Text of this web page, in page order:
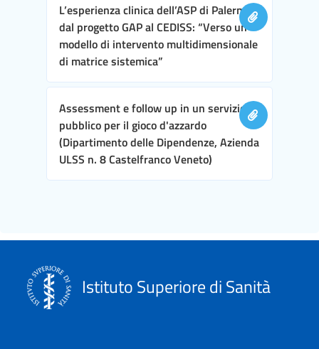
L’esperienza clinica dell’ASP di Palermo,
dal progetto GAP al CEDISS: “Verso un
modello di intervento multidimensionale
di matrice sistemica”
Assessment e follow up in un servizio
pubblico per il gioco d'azzardo
(Dipartimento delle Dipendenze, Azienda
ULSS n. 8 Castelfranco Veneto)
Istituto Superiore di Sanità